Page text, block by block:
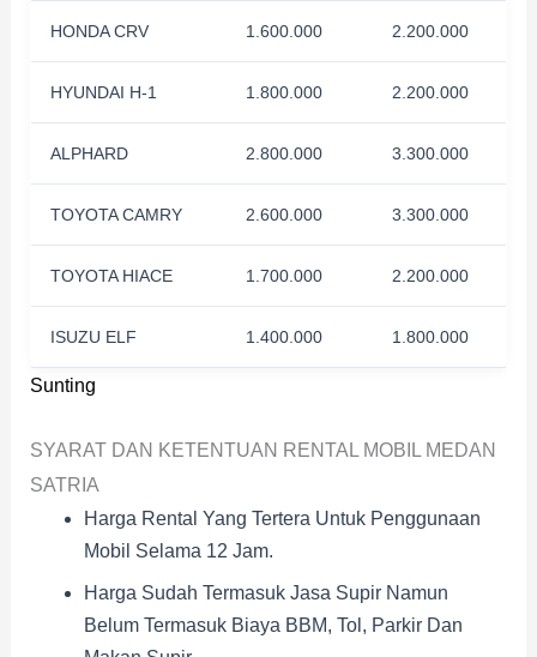
Sunting
HONDA CRV 1.600.000 2.200.000
HYUNDAI H-1 1.800.000 2.200.000
ALPHARD 2.800.000 3.300.000
TOYOTA CAMRY 2.600.000 3.300.000
TOYOTA HIACE 1.700.000 2.200.000
ISUZU ELF 1.400.000 1.800.000
SYARAT DAN KETENTUAN RENTAL MOBIL MEDAN
SATRIA
Harga Rental Yang Tertera Untuk Penggunaan
Mobil Selama 12 Jam.
Harga Sudah Termasuk Jasa Supir Namun
Belum Termasuk Biaya BBM, Tol, Parkir Dan